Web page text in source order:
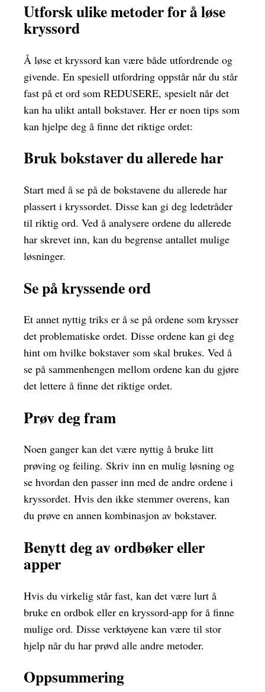
Utforsk ulike metoder for å løse
kryssord
Å løse et kryssord kan være både utfordrende og
givende. En spesiell utfordring oppstår når du står
fast på et ord som REDUSERE, spesielt når det
kan ha ulikt antall bokstaver. Her er noen tips som
kan hjelpe deg å finne det riktige ordet:
Bruk bokstaver du allerede har
Start med å se på de bokstavene du allerede har
plassert i kryssordet. Disse kan gi deg ledetråder
til riktig ord. Ved å analysere ordene du allerede
har skrevet inn, kan du begrense antallet mulige
løsninger.
Se på kryssende ord
Et annet nyttig triks er å se på ordene som krysser
det problematiske ordet. Disse ordene kan gi deg
hint om hvilke bokstaver som skal brukes. Ved å
se på sammenhengen mellom ordene kan du gjøre
det lettere å finne det riktige ordet.
Prøv deg fram
Noen ganger kan det være nyttig å bruke litt
prøving og feiling. Skriv inn en mulig løsning og
se hvordan den passer inn med de andre ordene i
kryssordet. Hvis den ikke stemmer overens, kan
du prøve en annen kombinasjon av bokstaver.
Benytt deg av ordbøker eller
apper
Hvis du virkelig står fast, kan det være lurt å
bruke en ordbok eller en kryssord-app for å finne
mulige ord. Disse verktøyene kan være til stor
hjelp når du har prøvd alle andre metoder.
Oppsummering